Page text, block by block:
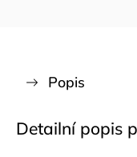
Popis
Detailní popis